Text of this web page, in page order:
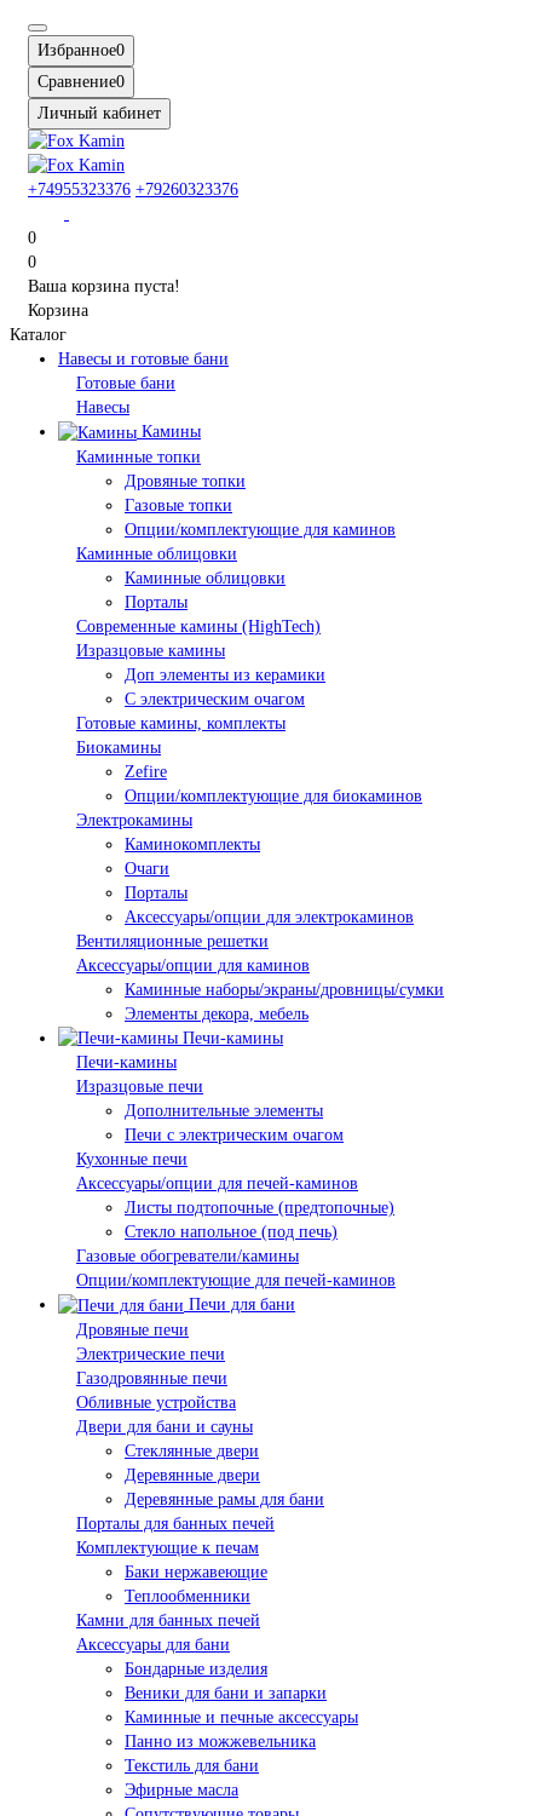
Избранное0
Сравнение0
Личный кабинет
+74955323376 +79260323376
0
0
Ваша корзина пуста!
Корзина
Каталог
Навесы и готовые бани
Готовые бани
Навесы
Камины
Каминные топки
Дровяные топки
Газовые топки
Опции/комплектующие для каминов
Каминные облицовки
Каминные облицовки
Порталы
Современные камины (HighTech)
Изразцовые камины
Доп элементы из керамики
С электрическим очагом
Готовые камины, комплекты
Биокамины
Zefire
Опции/комплектующие для биокаминов
Электрокамины
Каминокомплекты
Очаги
Порталы
Аксессуары/опции для электрокаминов
Вентиляционные решетки
Аксессуары/опции для каминов
Каминные наборы/экраны/дровницы/сумки
Элементы декора, мебель
Печи-камины
Печи-камины
Изразцовые печи
Дополнительные элементы
Печи с электрическим очагом
Кухонные печи
Аксессуары/опции для печей-каминов
Листы подтопочные (предтопочные)
Стекло напольное (под печь)
Газовые обогреватели/камины
Опции/комплектующие для печей-каминов
Печи для бани
Дровяные печи
Электрические печи
Газодровянные печи
Обливные устройства
Двери для бани и сауны
Стеклянные двери
Деревянные двери
Деревянные рамы для бани
Порталы для банных печей
Комплектующие к печам
Баки нержавеющие
Теплообменники
Камни для банных печей
Аксессуары для бани
Бондарные изделия
Веники для бани и запарки
Каминные и печные аксессуары
Панно из можжевельника
Текстиль для бани
Эфирные масла